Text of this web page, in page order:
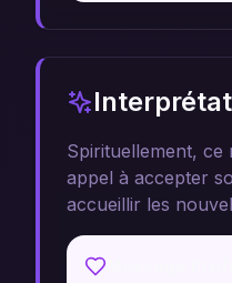
Spirituellement, ce
appel à accepter
accueillir les